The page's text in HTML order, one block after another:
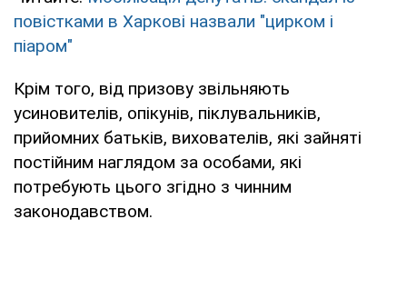
повістками в Харкові назвали "цирком і
піаром"
Крім того, від призову звільняють
усиновителів, опікунів, піклувальників,
прийомних батьків, вихователів, які зайняті
постійним наглядом за особами, які
потребують цього згідно з чинним
законодавством.